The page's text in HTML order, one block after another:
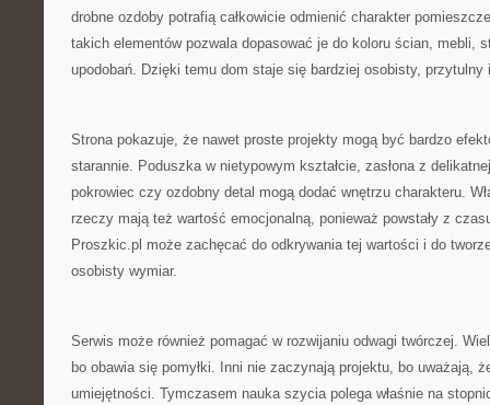
drobne ozdoby potrafią całkowicie odmienić charakter
takich elementów pozwala dopasować je do koloru ścian, mebli,
upodobań. Dzięki temu dom staje się bardziej osobisty, przytulny
Strona pokazuje, że nawet proste projekty mogą być bardzo
starannie. Poduszka w nietypowym kształcie, zasłona z
pokrowiec czy ozdobny detal mogą dodać wnętrzu charakteru.
rzeczy mają też wartość emocjonalną, ponieważ powstały z
Proszkic.pl może zachęcać do odkrywania tej wartości i do
osobisty wymiar.
Serwis może również pomagać w rozwijaniu odwagi twórczej.
bo obawia się pomyłki. Inni nie zaczynają projektu, bo uważają,
umiejętności. Tymczasem nauka szycia polega właśnie na